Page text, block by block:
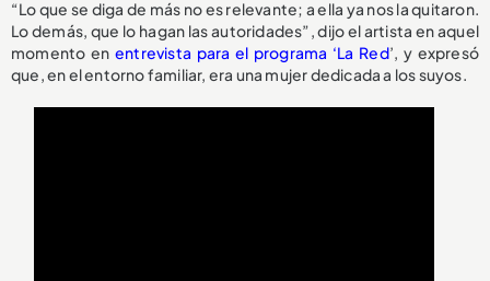
“Lo que se diga de más no es relevante; a ella ya nos la quitaron.
Lo demás, que lo hagan las autoridades”, dijo el artista en aquel
momento en entrevista para el programa ‘La Red’, y expresó
que, en el entorno familiar, era una mujer dedicada a los suyos.